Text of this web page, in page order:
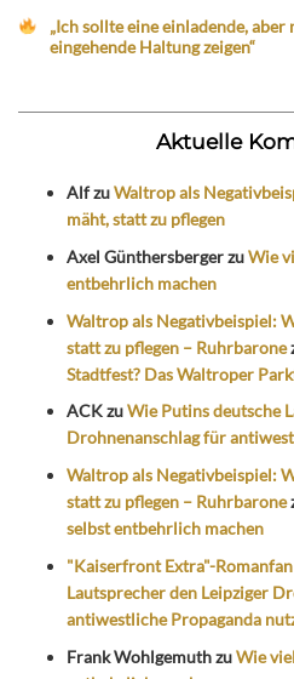
„Ich sollte eine einladende,
eingehende Haltung zeigen“
Aktuelle
AlfzuWaltrop als
mäht, statt zu pflegen
Axel GünthersbergerzuWie
entbehrlich machen
Waltrop als Negativbeispiel:
statt zu pflegen – Ruhrbarone
Stadtfest? Das Waltroper
ACKzuWie Putins deutsche
Drohnenanschlag für
Waltrop als Negativbeispiel:
statt zu pflegen – Ruhrbarone
selbst entbehrlich machen
"Kaiserfront Extra"-Romanfan
Lautsprecher den Leipziger
antiwestliche Propaganda
Frank WohlgemuthzuWie